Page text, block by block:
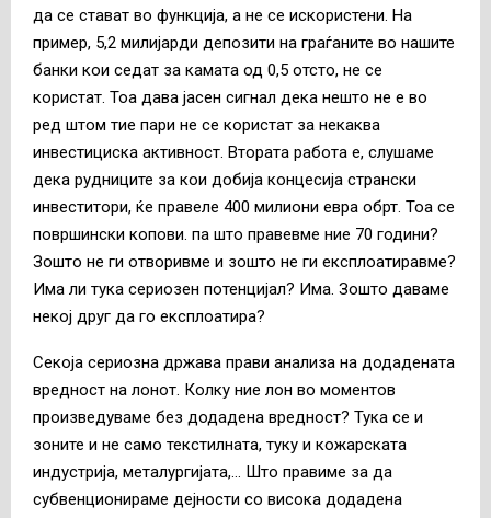
да се стават во функција, а не се искористени. На
пример, 5,2 милијарди депозити на граѓаните во нашите
банки кои седат за камата од 0,5 отсто, не се
користат. Тоа дава јасен сигнал дека нешто не е во
ред штом тие пари не се користат за некаква
инвестициска активност. Втората работа е, слушаме
дека рудниците за кои добија концесија странски
инвеститори, ќе правеле 400 милиони евра обрт. Тоа се
површински копови. па што правевме ние 70 години?
Зошто не ги отворивме и зошто не ги експлоатиравме?
Има ли тука сериозен потенцијал? Има. Зошто даваме
некој друг да го експлоатира?
Секоја сериозна држава прави анализа на додадената
вредност на лонот. Колку ние лон во моментов
произведуваме без додадена вредност? Тука се и
зоните и не само текстилната, туку и кожарската
индустрија, металургијата,… Што правиме за да
субвенционираме дејности со висока додадена